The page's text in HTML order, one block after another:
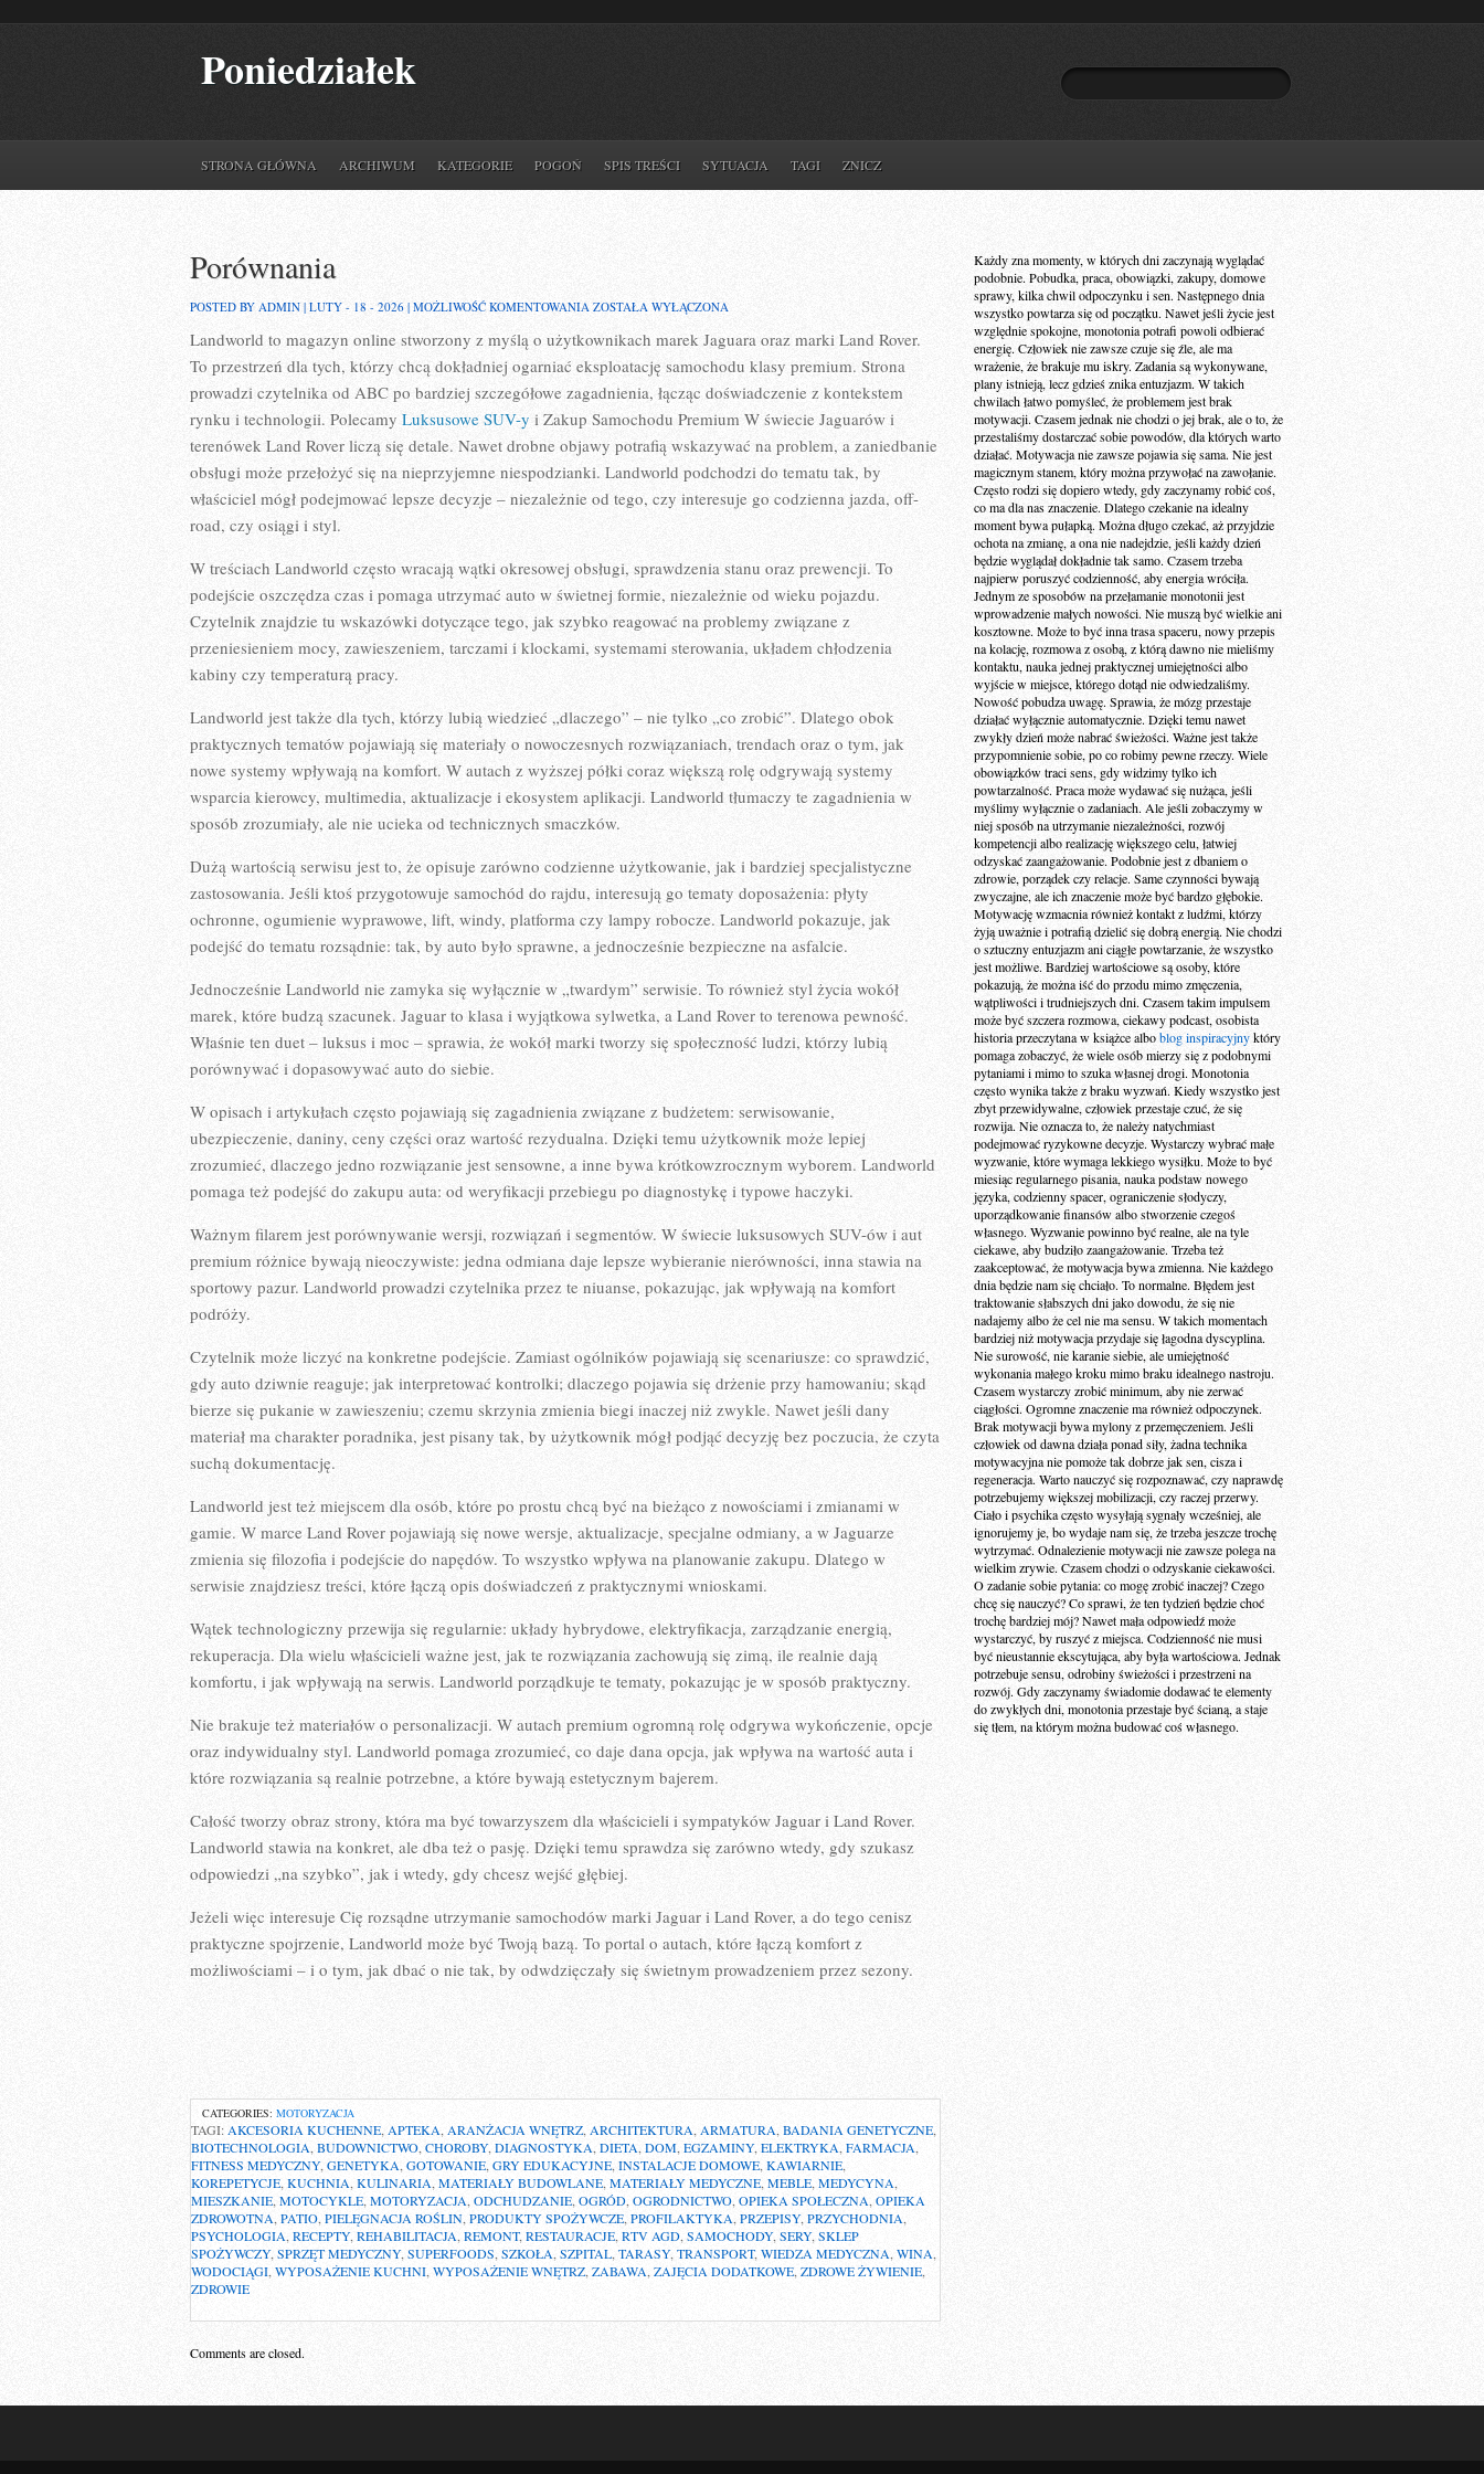
Poniedziałek
STRONA GŁÓWNA ARCHIWUM KATEGORIE POGOŃ SPIS TREŚCI SYTUACJA TAGI ZNICZ
Porównania
POSTED BY ADMIN | LUTY - 18 - 2026 | MOŻLIWOŚĆ KOMENTOWANIA PORÓWNANIA
ZOSTAŁA WYŁĄCZONA
Landworld to magazyn online stworzony z myślą o użytkownikach marek Jaguara oraz marki Land Rover.
To przestrzeń dla tych, którzy chcą dokładniej ogarniać eksploatację samochodu klasy premium. Strona
prowadzi czytelnika od ABC po bardziej szczegółowe zagadnienia, łącząc doświadczenie z kontekstem
rynku i technologii. Polecamy Luksusowe SUV-y i Zakup Samochodu Premium W świecie Jaguarów i
terenówek Land Rover liczą się detale. Nawet drobne objawy potrafią wskazywać na problem, a zaniedbanie
obsługi może przełożyć się na nieprzyjemne niespodzianki. Landworld podchodzi do tematu tak, by
właściciel mógł podejmować lepsze decyzje – niezależnie od tego, czy interesuje go codzienna jazda, off-
road, czy osiągi i styl.
W treściach Landworld często wracają wątki okresowej obsługi, sprawdzenia stanu oraz prewencji. To
podejście oszczędza czas i pomaga utrzymać auto w świetnej formie, niezależnie od wieku pojazdu.
Czytelnik znajdzie tu wskazówki dotyczące tego, jak szybko reagować na problemy związane z
przeniesieniem mocy, zawieszeniem, tarczami i klockami, systemami sterowania, układem chłodzenia
kabiny czy temperaturą pracy.
Landworld jest także dla tych, którzy lubią wiedzieć „dlaczego” – nie tylko „co zrobić”. Dlatego obok
praktycznych tematów pojawiają się materiały o nowoczesnych rozwiązaniach, trendach oraz o tym, jak
nowe systemy wpływają na komfort. W autach z wyższej półki coraz większą rolę odgrywają systemy
wsparcia kierowcy, multimedia, aktualizacje i ekosystem aplikacji. Landworld tłumaczy te zagadnienia w
sposób zrozumiały, ale nie ucieka od technicznych smaczków.
Dużą wartością serwisu jest to, że opisuje zarówno codzienne użytkowanie, jak i bardziej specjalistyczne
zastosowania. Jeśli ktoś przygotowuje samochód do rajdu, interesują go tematy doposażenia: płyty
ochronne, ogumienie wyprawowe, lift, windy, platforma czy lampy robocze. Landworld pokazuje, jak
podejść do tematu rozsądnie: tak, by auto było sprawne, a jednocześnie bezpieczne na asfalcie.
Jednocześnie Landworld nie zamyka się wyłącznie w „twardym” serwisie. To również styl życia wokół
marek, które budzą szacunek. Jaguar to klasa i wyjątkowa sylwetka, a Land Rover to terenowa pewność.
Właśnie ten duet – luksus i moc – sprawia, że wokół marki tworzy się społeczność ludzi, którzy lubią
porównywać i dopasowywać auto do siebie.
W opisach i artykułach często pojawiają się zagadnienia związane z budżetem: serwisowanie,
ubezpieczenie, daniny, ceny części oraz wartość rezydualna. Dzięki temu użytkownik może lepiej
zrozumieć, dlaczego jedno rozwiązanie jest sensowne, a inne bywa krótkowzrocznym wyborem. Landworld
pomaga też podejść do zakupu auta: od weryfikacji przebiegu po diagnostykę i typowe haczyki.
Ważnym filarem jest porównywanie wersji, rozwiązań i segmentów. W świecie luksusowych SUV-ów i aut
premium różnice bywają nieoczywiste: jedna odmiana daje lepsze wybieranie nierówności, inna stawia na
sportowy pazur. Landworld prowadzi czytelnika przez te niuanse, pokazując, jak wpływają na komfort
podróży.
Czytelnik może liczyć na konkretne podejście. Zamiast ogólników pojawiają się scenariusze: co sprawdzić,
gdy auto dziwnie reaguje; jak interpretować kontrolki; dlaczego pojawia się drżenie przy hamowaniu; skąd
bierze się pukanie w zawieszeniu; czemu skrzynia zmienia biegi inaczej niż zwykle. Nawet jeśli dany
materiał ma charakter poradnika, jest pisany tak, by użytkownik mógł podjąć decyzję bez poczucia, że czyta
suchą dokumentację.
Landworld jest też miejscem dla osób, które po prostu chcą być na bieżąco z nowościami i zmianami w
gamie. W marce Land Rover pojawiają się nowe wersje, aktualizacje, specjalne odmiany, a w Jaguarze
zmienia się filozofia i podejście do napędów. To wszystko wpływa na planowanie zakupu. Dlatego w
serwisie znajdziesz treści, które łączą opis doświadczeń z praktycznymi wnioskami.
Wątek technologiczny przewija się regularnie: układy hybrydowe, elektryfikacja, zarządzanie energią,
rekuperacja. Dla wielu właścicieli ważne jest, jak te rozwiązania zachowują się zimą, ile realnie dają
komfortu, i jak wpływają na serwis. Landworld porządkuje te tematy, pokazując je w sposób praktyczny.
Nie brakuje też materiałów o personalizacji. W autach premium ogromną rolę odgrywa wykończenie, opcje
oraz indywidualny styl. Landworld pomaga zrozumieć, co daje dana opcja, jak wpływa na wartość auta i
które rozwiązania są realnie potrzebne, a które bywają estetycznym bajerem.
Całość tworzy obraz strony, która ma być towarzyszem dla właścicieli i sympatyków Jaguar i Land Rover.
Landworld stawia na konkret, ale dba też o pasję. Dzięki temu sprawdza się zarówno wtedy, gdy szukasz
odpowiedzi „na szybko”, jak i wtedy, gdy chcesz wejść głębiej.
Jeżeli więc interesuje Cię rozsądne utrzymanie samochodów marki Jaguar i Land Rover, a do tego cenisz
praktyczne spojrzenie, Landworld może być Twoją bazą. To portal o autach, które łączą komfort z
możliwościami – i o tym, jak dbać o nie tak, by odwdzięczały się świetnym prowadzeniem przez sezony.
CATEGORIES: MOTORYZACJA
TAGI: AKCESORIA KUCHENNE APTEKA, ARANŻACJA WNĘTRZ, ARCHITEKTURA ARMATURA BADANIA GENETYCZNE
BIOTECHNOLOGIA BUDOWNICTWO CHOROBY, DIAGNOSTYKA DIETA DOM EGZAMINY, ELEKTRYKA FARMACJA
FITNESS MEDYCZNY, GENETYKA, GOTOWANIE GRY EDUKACYJNE, INSTALACJE DOMOWE KAWIARNIE
KOREPETYCJE KUCHNIA KULINARIA MATERIAŁY BUDOWLANE MATERIAŁY MEDYCZNE, MEBLE MEDYCYNA,
MIESZKANIE, MOTOCYKLE MOTORYZACJA ODCHUDZANIE, OGRÓD, OGRODNICTWO OPIEKA SPOŁECZNA OPIEKA
ZDROWOTNA PATIO PIELĘGNACJA ROŚLIN PRODUKTY SPOŻYWCZE PROFILAKTYKA PRZEPISY, PRZYCHODNIA
PSYCHOLOGIA RECEPTY, REHABILITACJA REMONT, RESTAURACJE RTV AGD, SAMOCHODY, SERY, SKLEP
SPOŻYWCZY, SPRZĘT MEDYCZNY, SUPERFOODS SZKOŁA SZPITAL TARASY, TRANSPORT, WIEDZA MEDYCZNA WINA,
WODOCIĄGI WYPOSAŻENIE KUCHNI WYPOSAŻENIE WNĘTRZ, ZABAWA, ZAJĘCIA DODATKOWE, ZDROWE ŻYWIENIE
ZDROWIE
Comments are closed.
Każdy zna momenty, w których dni zaczynają wyglądać
podobnie. Pobudka, praca, obowiązki, zakupy, domowe
sprawy, kilka chwil odpoczynku i sen. Następnego dnia
wszystko powtarza się od początku. Nawet jeśli życie jest
względnie spokojne, monotonia potrafi powoli odbierać
energię. Człowiek nie zawsze czuje się źle, ale ma
wrażenie, że brakuje mu iskry. Zadania są wykonywane,
plany istnieją, lecz gdzieś znika entuzjazm. W takich
chwilach łatwo pomyśleć, że problemem jest brak
motywacji. Czasem jednak nie chodzi o jej brak, ale o to, że
przestaliśmy dostarczać sobie powodów, dla których warto
działać. Motywacja nie zawsze pojawia się sama. Nie jest
magicznym stanem, który można przywołać na zawołanie.
Często rodzi się dopiero wtedy, gdy zaczynamy robić coś,
co ma dla nas znaczenie. Dlatego czekanie na idealny
moment bywa pułapką. Można długo czekać, aż przyjdzie
ochota na zmianę, a ona nie nadejdzie, jeśli każdy dzień
będzie wyglądał dokładnie tak samo. Czasem trzeba
najpierw poruszyć codzienność, aby energia wróciła.
Jednym ze sposobów na przełamanie monotonii jest
wprowadzenie małych nowości. Nie muszą być wielkie ani
kosztowne. Może to być inna trasa spaceru, nowy przepis
na kolację, rozmowa z osobą, z którą dawno nie mieliśmy
kontaktu, nauka jednej praktycznej umiejętności albo
wyjście w miejsce, którego dotąd nie odwiedzaliśmy.
Nowość pobudza uwagę. Sprawia, że mózg przestaje
działać wyłącznie automatycznie. Dzięki temu nawet
zwykły dzień może nabrać świeżości. Ważne jest także
przypomnienie sobie, po co robimy pewne rzeczy. Wiele
obowiązków traci sens, gdy widzimy tylko ich
powtarzalność. Praca może wydawać się nużąca, jeśli
myślimy wyłącznie o zadaniach. Ale jeśli zobaczymy w
niej sposób na utrzymanie niezależności, rozwój
kompetencji albo realizację większego celu, łatwiej
odzyskać zaangażowanie. Podobnie jest z dbaniem o
zdrowie, porządek czy relacje. Same czynności bywają
zwyczajne, ale ich znaczenie może być bardzo głębokie.
Motywację wzmacnia również kontakt z ludźmi, którzy
żyją uważnie i potrafią dzielić się dobrą energią. Nie chodzi
o sztuczny entuzjazm ani ciągłe powtarzanie, że wszystko
jest możliwe. Bardziej wartościowe są osoby, które
pokazują, że można iść do przodu mimo zmęczenia,
wątpliwości i trudniejszych dni. Czasem takim impulsem
może być szczera rozmowa, ciekawy podcast, osobista
historia przeczytana w książce alboblog inspiracyjnyktóry
pomaga zobaczyć, że wiele osób mierzy się z podobnymi
pytaniami i mimo to szuka własnej drogi. Monotonia
często wynika także z braku wyzwań. Kiedy wszystko jest
zbyt przewidywalne, człowiek przestaje czuć, że się
rozwija. Nie oznacza to, że należy natychmiast
podejmować ryzykowne decyzje. Wystarczy wybrać małe
wyzwanie, które wymaga lekkiego wysiłku. Może to być
miesiąc regularnego pisania, nauka podstaw nowego
języka, codzienny spacer, ograniczenie słodyczy,
uporządkowanie finansów albo stworzenie czegoś
własnego. Wyzwanie powinno być realne, ale na tyle
ciekawe, aby budziło zaangażowanie. Trzeba też
zaakceptować, że motywacja bywa zmienna. Nie każdego
dnia będzie nam się chciało. To normalne. Błędem jest
traktowanie słabszych dni jako dowodu, że się nie
nadajemy albo że cel nie ma sensu. W takich momentach
bardziej niż motywacja przydaje się łagodna dyscyplina.
Nie surowość, nie karanie siebie, ale umiejętność
wykonania małego kroku mimo braku idealnego nastroju.
Czasem wystarczy zrobić minimum, aby nie zerwać
ciągłości. Ogromne znaczenie ma również odpoczynek.
Brak motywacji bywa mylony z przemęczeniem. Jeśli
człowiek od dawna działa ponad siły, żadna technika
motywacyjna nie pomoże tak dobrze jak sen, cisza i
regeneracja. Warto nauczyć się rozpoznawać, czy naprawdę
potrzebujemy większej mobilizacji, czy raczej przerwy.
Ciało i psychika często wysyłają sygnały wcześniej, ale
ignorujemy je, bo wydaje nam się, że trzeba jeszcze trochę
wytrzymać. Odnalezienie motywacji nie zawsze polega na
wielkim zrywie. Czasem chodzi o odzyskanie ciekawości.
O zadanie sobie pytania: co mogę zrobić inaczej? Czego
chcę się nauczyć? Co sprawi, że ten tydzień będzie choć
trochę bardziej mój? Nawet mała odpowiedź może
wystarczyć, by ruszyć z miejsca. Codzienność nie musi
być nieustannie ekscytująca, aby była wartościowa. Jednak
potrzebuje sensu, odrobiny świeżości i przestrzeni na
rozwój. Gdy zaczynamy świadomie dodawać te elementy
do zwykłych dni, monotonia przestaje być ścianą, a staje
się tłem, na którym można budować coś własnego.